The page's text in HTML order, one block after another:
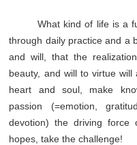
What kind of life is a
through daily practice and a
and will, that the
beauty, and will to virtue
heart and soul, make
passion (=emotion,
devotion) the driving
hopes, take the challenge!